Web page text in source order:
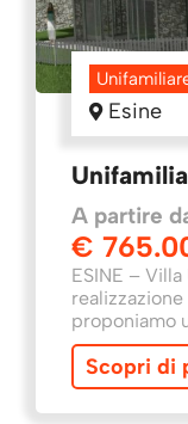
Esine
A partire
€
ESINE –
proponiamo
Scopri di